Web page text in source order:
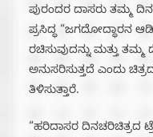
ಪುರಂದರ ದಾಸರು ತಮ್ಮ
ಪ್ರಸಿದ್ಧ “ಜಗದೋದ್ಧಾರನ
ರಚಿಸುವುದನ್ನು ಮತ್ತು
ಅನುಸರಿಸುತ್ತದೆ ಎಂದು
ತಿಳಿಸುತ್ತಾರೆ.
“ಹರಿದಾಸರ ದಿನಚರಿಚಿತ್ರದ